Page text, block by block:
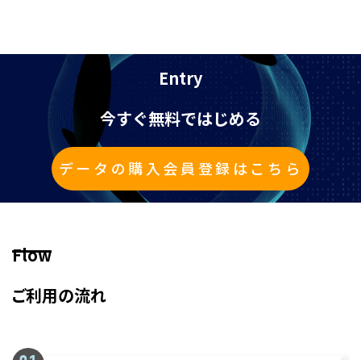
Entry
今すぐ無料ではじめる
データの購入会員登録はこちら
Flow
ご利用の流れ